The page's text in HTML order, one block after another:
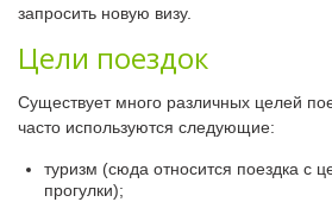
запросить новую визу.
Цели поездок
Существует много различных целей
часто используются следующие:
туризм (сюда относится поездка с
прогулки);